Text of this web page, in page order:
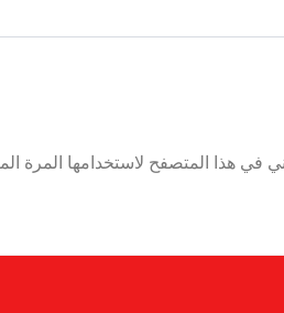
في هذا المتصفح لاستخدامها المرة